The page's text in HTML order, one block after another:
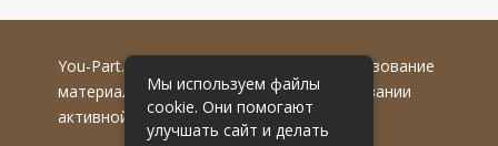
You-Part.ru
© 2016-2022 гг. Любое использование
материалов допускается только при указании
активной гиперссылки на первоисточник.
Мы используем файлы
cookie. Они помогают
улучшать сайт и делать